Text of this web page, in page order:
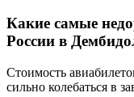
Какие самые
России в
Стоимость
сильно колебаться в